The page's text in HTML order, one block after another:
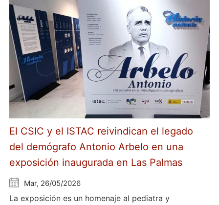
El CSIC y el ISTAC reivindican el legado
del demógrafo Antonio Arbelo en una
exposición inaugurada en Las Palmas
Mar, 26/05/2026
La exposición es un homenaje al pediatra y